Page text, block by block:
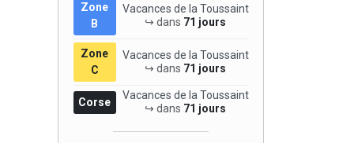
Zone
B
Vacances de la Toussaint
↪ dans 71 jours
Zone
C
Vacances de la Toussaint
↪ dans 71 jours
Corse
Vacances de la Toussaint
↪ dans 71 jours